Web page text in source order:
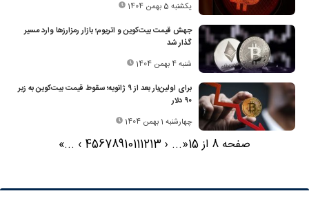
یکشنبه 5 بهمن 1404
جهش قیمت بیت‌کوین و اتریوم؛ بازار رمزارزها وارد مسیر
گذار شد
شنبه 4 بهمن 1404
برای اولین‌بار بعد از ۹ ژانویه؛ سقوط قیمت بیت‌کوین به زیر
۹۰ دلار
چهارشنبه 1 بهمن 1404
صفحه 8 از 15 «
...
‹
45678910111213
›
...
»